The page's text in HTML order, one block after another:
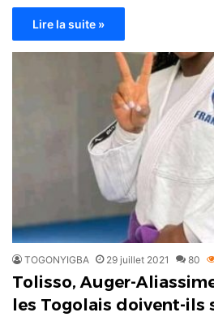
Lire la suite »
TOGONYIGBA 29 juillet 2021 80
Tolisso, Auger-
les Togolais doivent-ils